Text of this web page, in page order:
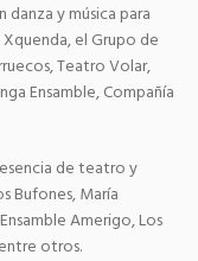
y música para
el Grupo de
Teatro Volar,
Ensamble, Compañía
de teatro y
Bufones, María
Amerigo, Los
otros.